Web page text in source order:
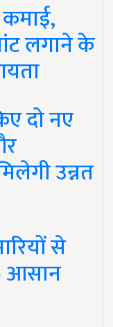
लगाने के
दो नए
उन्नत
से
आसान